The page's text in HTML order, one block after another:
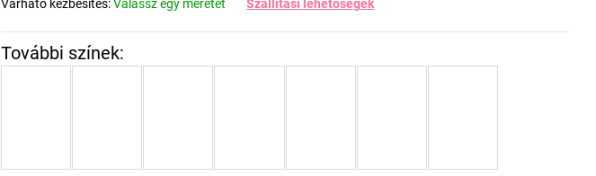
Várható kézbesítés:Válassz egy méretet Szállítási lehetőségek